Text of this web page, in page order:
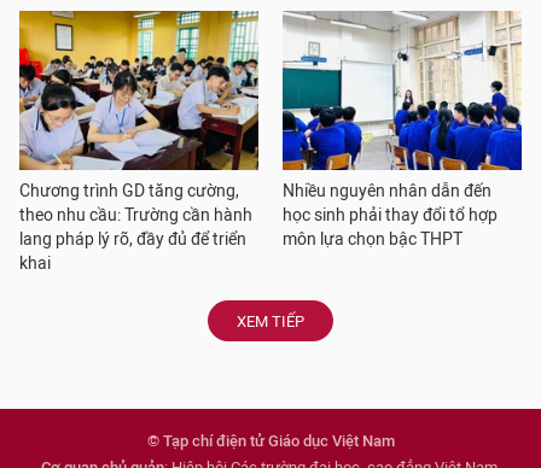
Chương trình GD tăng cường,
theo nhu cầu: Trường cần hành
lang pháp lý rõ, đầy đủ để triển
khai
Nhiều nguyên nhân dẫn đến
học sinh phải thay đổi tổ hợp
môn lựa chọn bậc THPT
XEM TIẾP
© Tạp chí điện tử Giáo dục Việt Nam